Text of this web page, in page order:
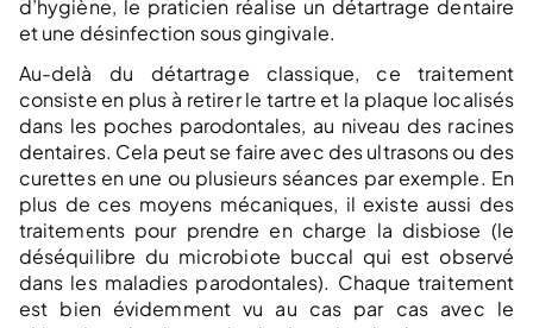
d’hygiène, le praticien réalise un détartrage dentaire
et une désinfection sous gingivale.
Au-delà du détartrage classique, ce traitement
consiste en plus à retirer le tartre et la plaque localisés
dans les poches parodontales, au niveau des racines
dentaires. Cela peut se faire avec des ultrasons ou des
curettes en une ou plusieurs séances par exemple. En
plus de ces moyens mécaniques, il existe aussi des
traitements pour prendre en charge la disbiose (le
déséquilibre du microbiote buccal qui est observé
dans les maladies parodontales). Chaque traitement
est bien évidemment vu au cas par cas avec le